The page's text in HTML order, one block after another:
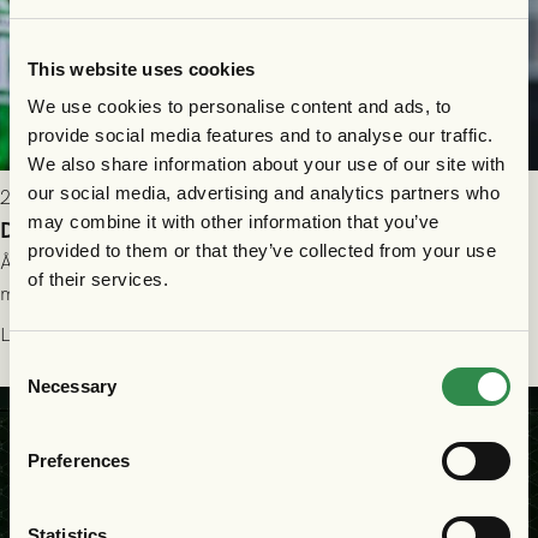
This website uses cookies
We use cookies to personalise content and ads, to
provide social media features and to analyse our traffic.
We also share information about your use of our site with
our social media, advertising and analytics partners who
may combine it with other information that you’ve
provided to them or that they’ve collected from your use
of their services.
Selection
Necessary
Preferences
2026-07-26 21:00
Delad poäng mot Halmstads BK
Åter i Allsvenskan stod Halmstads BK för motståndet i en
match som vägde tungt till fördel för GAIS, men där poängen
delades efter dramatik på tilläggstid.
Läs mer